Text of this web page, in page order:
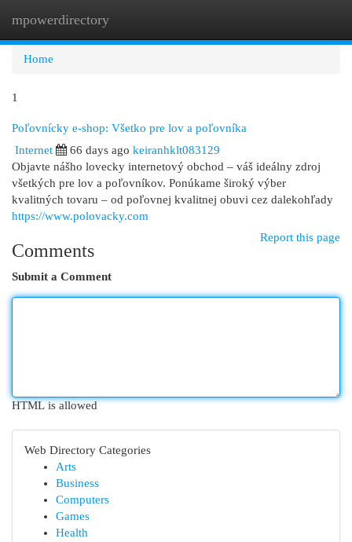
mpowerdirectory
Home
1
Poľovnícky e-shop: Všetko pre lov a poľovníka
Internet
66 days ago keiranhklt083129
Objavte nášho lovecky internetový obchod – váš ideálny zdroj
všetkých pre lov a poľovníkov. Ponúkame široký výber
kvalitných tovaru – od poľovnej kvalitnej obuvi cez dalekohľady
https://www.polovacky.com
Report this page
Comments
Submit a Comment
HTML is allowed
Web Directory Categories
Arts
Business
Computers
Games
Health